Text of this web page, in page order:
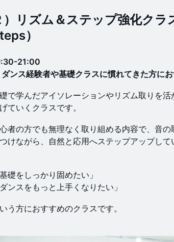
）リズム＆ステップ強化ク
）
21:00
ダンス経験者や基礎クラスに慣れてきた方に
で学んだアイソレーションやリズム取りを
ていくクラスです。
者の方でも無理なく取り組める内容で、音
けながら、自然と応用へステップアップして
基礎をしっかり固めたい」
ダンスをもっと上手くなりたい」
う方におすすめのクラスです。